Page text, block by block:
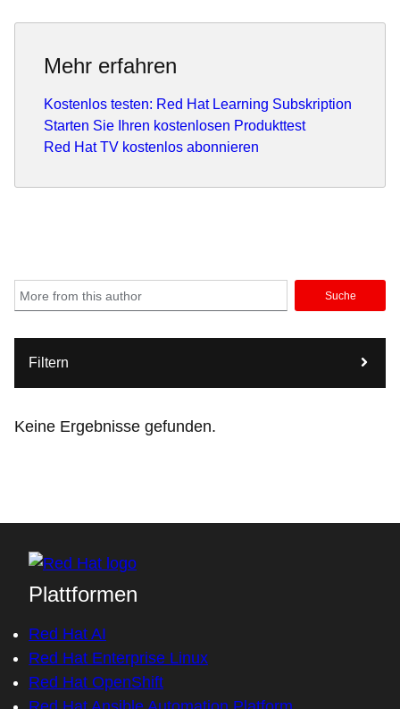
Mehr erfahren
Kostenlos testen: Red Hat Learning Subskription
Starten Sie Ihren kostenlosen Produkttest
Red Hat TV kostenlos abonnieren
Suche
Filtern
Keine Ergebnisse gefunden.
Plattformen
Red Hat AI
Red Hat Enterprise Linux
Red Hat OpenShift